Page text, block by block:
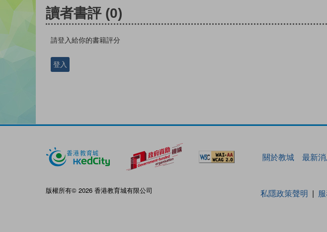
讀者書評 (0)
請登入給你的書籍評分
登入
關於教城 最新
版權所有© 2026 香港教育城有限公司 私隱政策聲明